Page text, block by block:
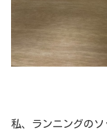
私、ランニングの